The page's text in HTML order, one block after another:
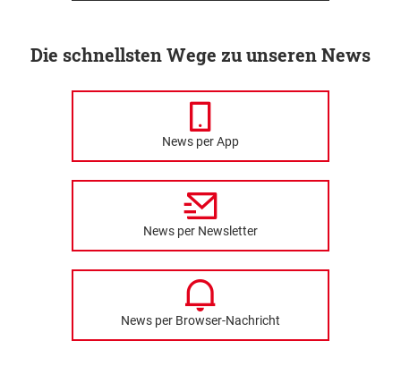
Die schnellsten Wege zu unseren News
News per App
News per Newsletter
News per Browser-Nachricht